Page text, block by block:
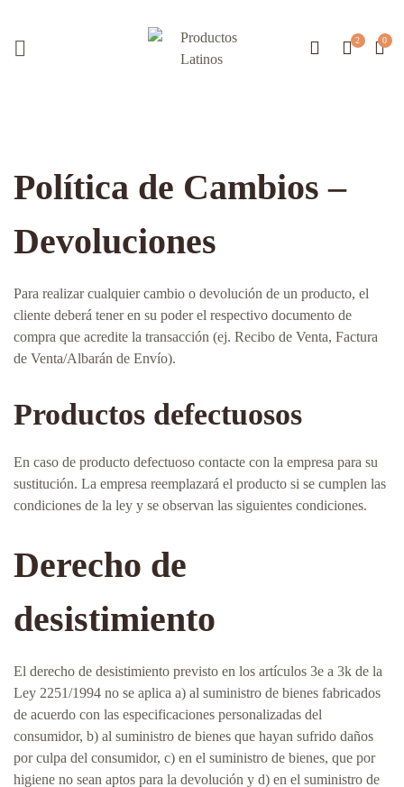
Política de Cambios –
Devoluciones
Para realizar cualquier cambio o devolución de un producto, el
cliente deberá tener en su poder el respectivo documento de
compra que acredite la transacción (ej. Recibo de Venta, Factura
de Venta/Albarán de Envío).
Productos defectuosos
En caso de producto defectuoso contacte con la empresa para su
sustitución. La empresa reemplazará el producto si se cumplen las
condiciones de la ley y se observan las siguientes condiciones.
Derecho de
desistimiento
El derecho de desistimiento previsto en los artículos 3e a 3k de la
Ley 2251/1994 no se aplica a) al suministro de bienes fabricados
de acuerdo con las especificaciones personalizadas del
consumidor, b) al suministro de bienes que hayan sufrido daños
por culpa del consumidor, c) en el suministro de bienes, que por
higiene no sean aptos para la devolución y d) en el suministro de